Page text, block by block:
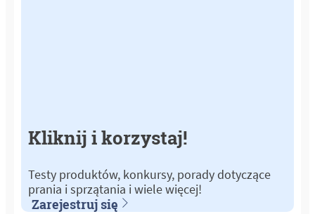
Kliknij i korzystaj!
Testy produktów, konkursy, porady dotyczące
prania i sprzątania i wiele więcej!
Zarejestruj się